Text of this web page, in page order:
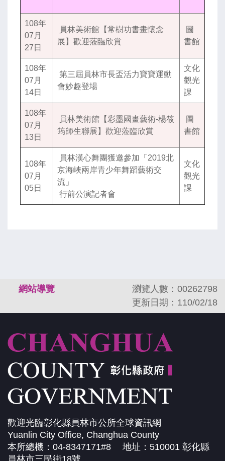
108年
07月
27日
員林美術館【常樹功書畫懷念
展】歡迎蒞臨欣賞
圖
書館
108年
07月
14日
第三屆員林市長盃活力寶寶運動
會妙趣登場
文化
觀光
課
108年
07月
13日
員林美術館【彩墨國畫藝術-楊筱
筠師生聯展】歡迎蒞臨欣賞
圖
書館
108年
07月
05日
員林漢心舞團獲邀參加「2019北
京海峽兩岸青少年舞蹈藝術交
流」
行前公演記者會
文化
觀光
課
網站導覽
瀏覽人數：00262798
更新日期：110/02/18
歡迎光臨彰化縣員林市公所全球資訊網
Yuanlin City Office, Changhua County
本所總機：04-8347171#8 地址：510001 彰化縣
員林市三民街18號